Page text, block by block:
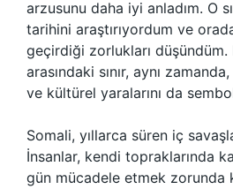
arzusunu daha iyi anladım. O
tarihini araştırıyordum ve
geçirdiği zorlukları
arasındaki sınır, aynı
ve kültürel yaralarını da
Somali, yıllarca süren iç
İnsanlar, kendi topraklarında
gün mücadele etmek zorunda